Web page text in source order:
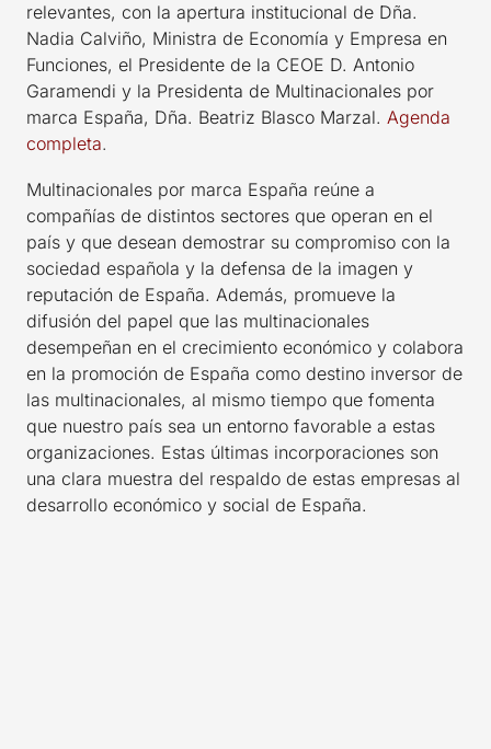
relevantes, con la apertura institucional de Dña.
Nadia Calviño, Ministra de Economía y Empresa en
Funciones, el Presidente de la CEOE D. Antonio
Garamendi y la Presidenta de Multinacionales por
marca España, Dña. Beatriz Blasco Marzal. Agenda
completa.
Multinacionales por marca España reúne a
compañías de distintos sectores que operan en el
país y que desean demostrar su compromiso con la
sociedad española y la defensa de la imagen y
reputación de España. Además, promueve la
difusión del papel que las multinacionales
desempeñan en el crecimiento económico y colabora
en la promoción de España como destino inversor de
las multinacionales, al mismo tiempo que fomenta
que nuestro país sea un entorno favorable a estas
organizaciones. Estas últimas incorporaciones son
una clara muestra del respaldo de estas empresas al
desarrollo económico y social de España.